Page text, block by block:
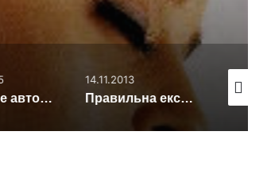
Игровые автоматы «Вулкан» бесплатно на новом сайте avtomatyvulkan.net
14.11.2013
Правильна експлуатація СНПЧ
16.11.2013